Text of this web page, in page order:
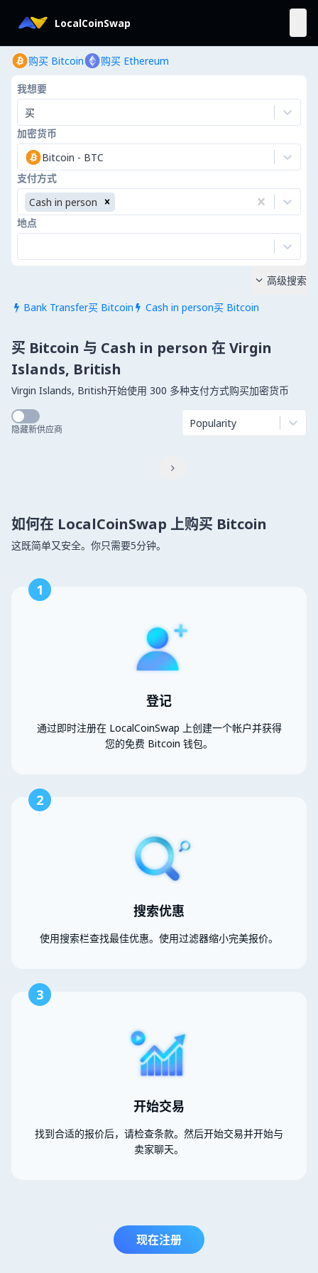
LocalCoinSwap
购买 Bitcoin 购买 Ethereum
我想要
买
加密货币
Bitcoin - BTC
支付方式
Cash in person
地点
 Bank Transfer买 Bitcoin  Cash in person买 Bitcoin
 高级搜索
买 Bitcoin 与 Cash in person 在 Virgin
Islands, British
Virgin Islands, British开始使用 300 多种支付方式购买加密货币
隐藏新供应商 Popularity

如何在 LocalCoinSwap 上购买 Bitcoin
这既简单又安全。你只需要5分钟。
1
登记
通过即时注册在 LocalCoinSwap 上创建一个帐户并获得
您的免费 Bitcoin 钱包。
2
搜索优惠
使用搜索栏查找最佳优惠。使用过滤器缩小完美报价。
3
开始交易
找到合适的报价后，请检查条款。然后开始交易并开始与
卖家聊天。
现在注册